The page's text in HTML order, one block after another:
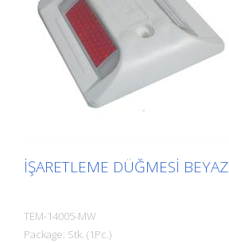
İŞARETLEME DÜĞMESI BEYAZ
TEM-14005-MW
Package: Stk. (1Pc.)